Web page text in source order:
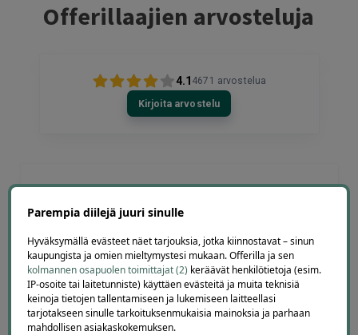
Offerillaajien arvosteluja
4.1 4671 arvostelua
Kirjoita arvostelu
3 days ago
Kohtuuhintainen ja keskeisellä paikalla oleva majoitus.
Aamiainen ihan hyvää perussettii.
Lisätty
Page
Parempia diilejä juuri sinulle
Hyväksymällä evästeet näet tarjouksia, jotka kiinnostavat – sinun
kaupungista ja omien mieltymystesi mukaan. Offerilla ja sen
kolmannen osapuolen toimittajat (2) keräävät henkilötietoja (esim.
IP-osoite tai laitetunniste) käyttäen evästeitä ja muita teknisiä
keinoja tietojen tallentamiseen ja lukemiseen laitteellasi
tarjotakseen sinulle tarkoituksenmukaisia mainoksia ja parhaan
mahdollisen asiakaskokemuksen.